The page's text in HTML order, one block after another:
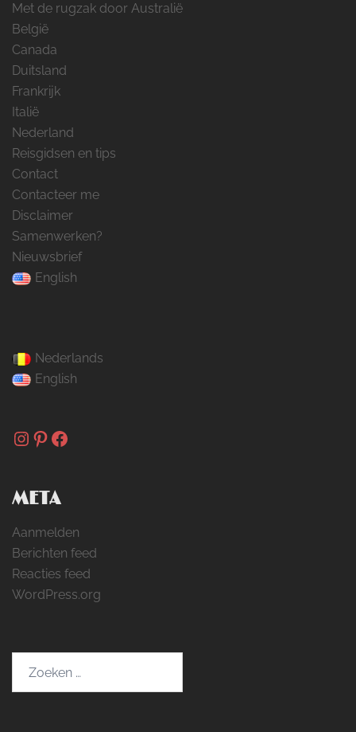
Met de rugzak door Australië
België
Canada
Duitsland
Frankrijk
Italië
Nederland
Reisgidsen en tips
Contact
Contacteer me
Disclaimer
Samenwerken?
Nieuwsbrief
English
Nederlands
English
Instagram
Pinterest
Facebook
META
Aanmelden
Berichten feed
Reacties feed
WordPress.org